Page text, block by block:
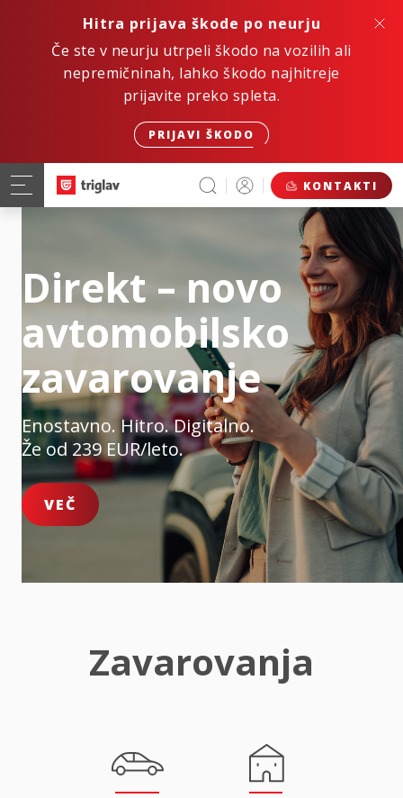
Hitra prijava škode po neurju
Če ste v neurju utrpeli škodo na vozilih ali
nepremičninah, lahko škodo najhitreje
prijavite preko spleta.
PRIJAVI ŠKODO
KONTAKTI
Direkt – novo
avtomobilsko
zavarovanje
Enostavno. Hitro. Digitalno.
Že od 239 EUR/leto.
VEČ
Zavarovanja